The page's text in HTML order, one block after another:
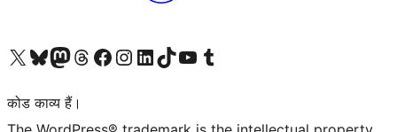
Visit our X (formerly Twitter) account
हमारे बलुस्की खाते पर जाएँVisit our Mastodon account
हमारे थ्रेड्स अकाउंट पर जाएंहमारे फेसबुक पेज पर जाएँहमारे इंस्टाग्राम अकाउंट पर जाएंहमारे लिंक्डइन खाते पर जाएँहमारे टिकटॉक खाते पर जाएँहमारे यूट्यूब चैनल पर जाएंहमारे Tumblr खाते पर जाएँ
कोड काव्य हैं।